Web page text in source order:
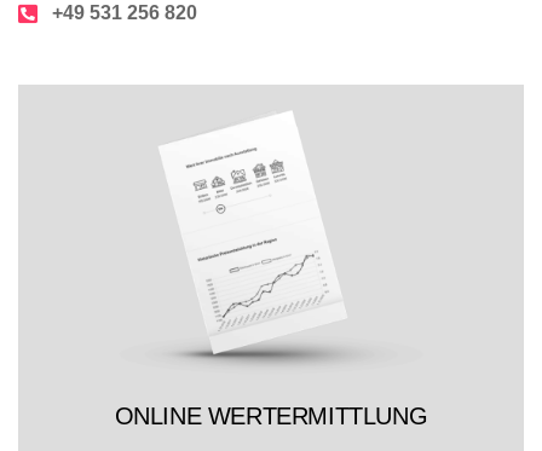
+49 531 256 820
ONLINE WERTERMITTLUNG